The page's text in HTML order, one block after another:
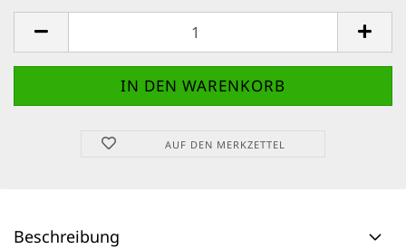
AUF DEN MERKZETTEL
Beschreibung